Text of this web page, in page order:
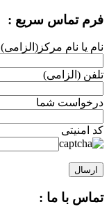
فرم تماس سریع :
نام یا نام مرکز(الزامی)
تلفن (الزامی)
درخواست شما
کد امنیتی
تماس با ما :